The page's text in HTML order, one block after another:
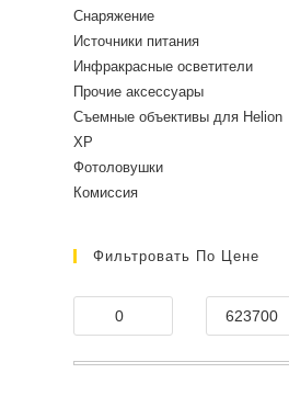
Снаряжение
Источники питания
Инфракрасные осветители
Прочие аксессуары
Съемные объективы для Helion
XP
Фотоловушки
Комиссия
Фильтровать По Цене